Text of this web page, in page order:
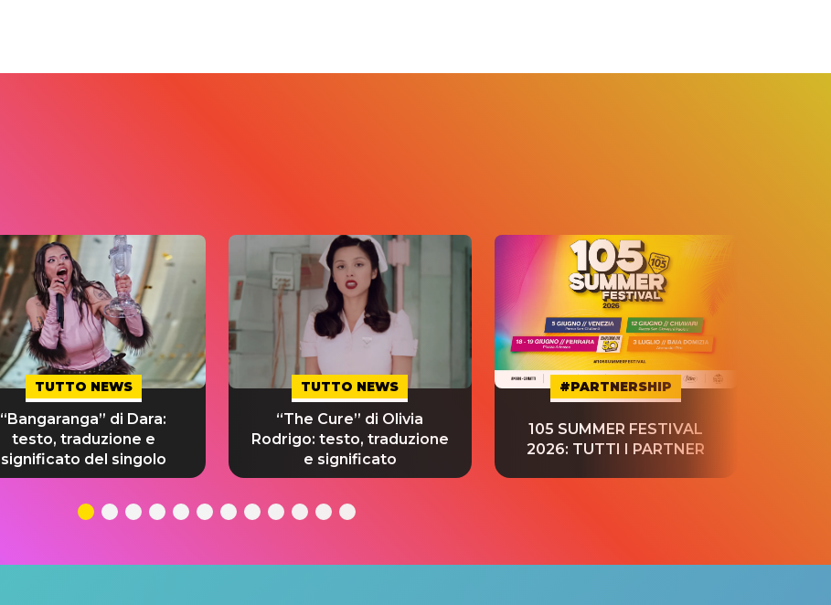
TUTTO NEWS
“Bangaranga” di Dara:
testo, traduzione e
significato del singolo
TUTTO NEWS
“The Cure” di Olivia
Rodrigo: testo, traduzione
e significato
#PARTNERSHIP
105 SUMMER FESTIVAL
2026: TUTTI I PARTNER